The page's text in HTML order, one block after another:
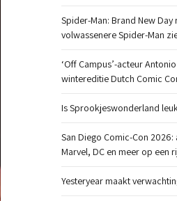
Spider-Man: Brand New
volwassenere Spider-Man
‘Off Campus’-acteur
wintereditie Dutch Comic
Is Sprookjeswonderland
San Diego Comic-Con
Marvel, DC en meer op een
Yesteryear maakt